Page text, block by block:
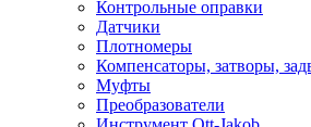
Контрольные оправки
Датчики
Плотномеры
Компенсаторы, затворы,
Муфты
Преобразователи